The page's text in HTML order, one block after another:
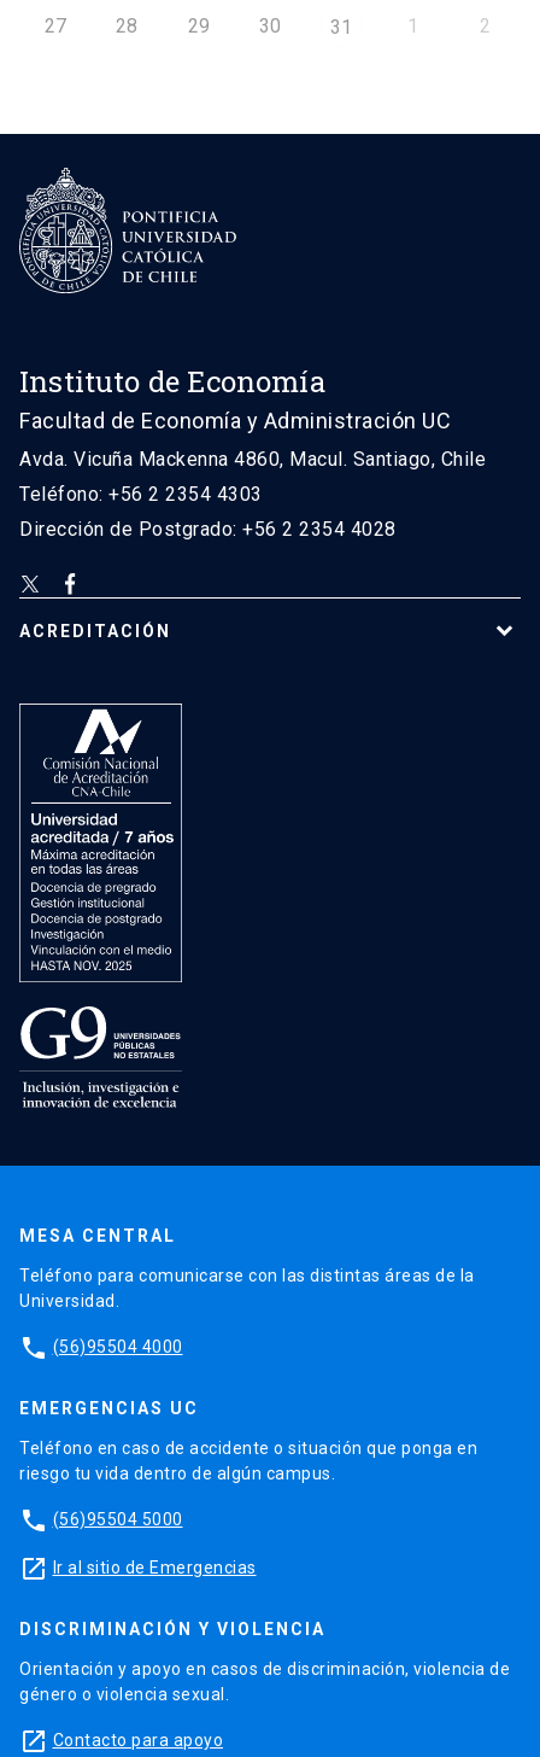
27 28 29 30 31 1 2
Instituto de Economía
Facultad de Economía y Administración UC
Avda. Vicuña Mackenna 4860, Macul. Santiago, Chile
Teléfono: +56 2 2354 4303
Dirección de Postgrado: +56 2 2354 4028
ACREDITACIÓN
MESA CENTRAL
Teléfono para comunicarse con las distintas áreas de la
Universidad.
phone (56)95504 4000
EMERGENCIAS UC
Teléfono en caso de accidente o situación que ponga en
riesgo tu vida dentro de algún campus.
phone (56)95504 5000
launch Ir al sitio de Emergencias
DISCRIMINACIÓN Y VIOLENCIA
Orientación y apoyo en casos de discriminación, violencia de
género o violencia sexual.
launch Contacto para apoyo